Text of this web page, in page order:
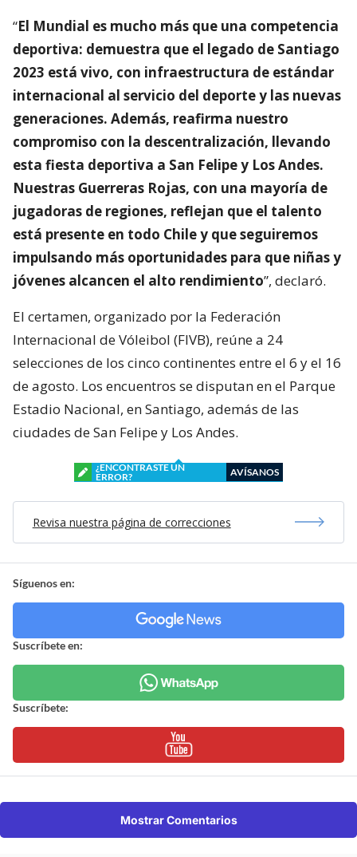
“El Mundial es mucho más que una competencia
deportiva: demuestra que el legado de Santiago
2023 está vivo, con infraestructura de estándar
internacional al servicio del deporte y las nuevas
generaciones. Además, reafirma nuestro
compromiso con la descentralización, llevando
esta fiesta deportiva a San Felipe y Los Andes.
Nuestras Guerreras Rojas, con una mayoría de
jugadoras de regiones, reflejan que el talento
está presente en todo Chile y que seguiremos
impulsando más oportunidades para que niñas y
jóvenes alcancen el alto rendimiento”, declaró.
El certamen, organizado por la Federación
Internacional de Vóleibol (FIVB), reúne a 24
selecciones de los cinco continentes entre el 6 y el 16
de agosto. Los encuentros se disputan en el Parque
Estadio Nacional, en Santiago, además de las
ciudades de San Felipe y Los Andes.
¿ENCONTRASTE UN
ERROR?
AVÍSANOS
Revisa nuestra página de correcciones
Síguenos en:
Suscríbete en:
Suscríbete:
Mostrar Comentarios